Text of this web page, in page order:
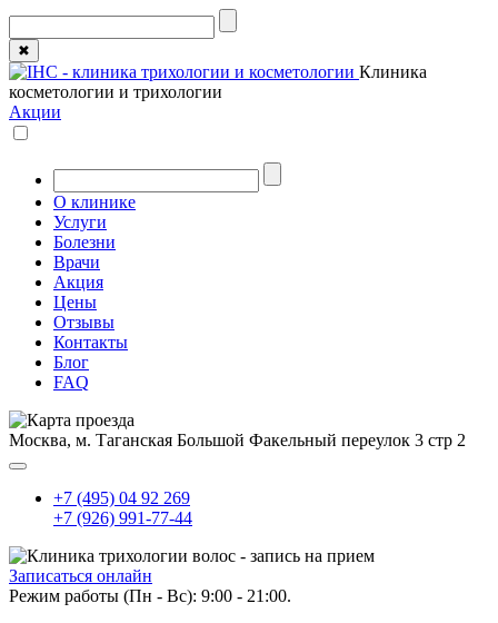
✖
Клиника
косметологии и трихологии
Акции
О клинике
Услуги
Болезни
Врачи
Акция
Цены
Отзывы
Контакты
Блог
FAQ
Москва, м. Таганская Большой Факельный переулок 3 стр 2
+7 (495) 04 92 269
+7 (926) 991-77-44
Записаться онлайн
Режим работы (Пн - Вс): 9:00 - 21:00.